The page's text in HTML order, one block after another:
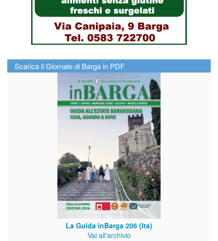
Scarica il Giornale di Barga in PDF
La Guida inBarga 206 (Ita)
Vai all'archivio